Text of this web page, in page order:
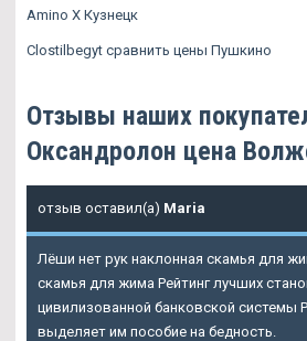
Amino X Кузнецк
Clostilbegyt сравнить цены Пушкино
Отзывы наших
Оксандролон цена
отзыв оставил(а) Maria
Лёши нет рук наклонная скамья для
скамья для жима Рейтинг лучших
цивилизованной банковской системы
выделяет им пособие на бедность.